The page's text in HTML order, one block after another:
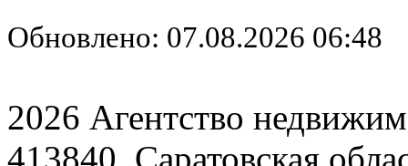
Обновлено: 07.08.2026 06:48
2026 Агентство